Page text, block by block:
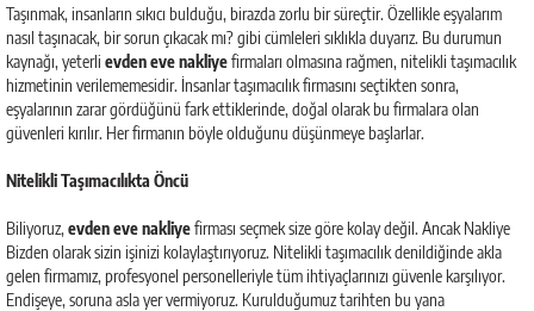
Taşınmak, insanların sıkıcı bulduğu, birazda zorlu bir süreçtir. Özellikle eşyalarım
nasıl taşınacak, bir sorun çıkacak mı? gibi cümleleri sıklıkla duyarız. Bu durumun
kaynağı, yeterli evden eve nakliyefirmaları olmasına rağmen, nitelikli taşımacılık
hizmetinin verilememesidir. İnsanlar taşımacılık firmasını seçtikten sonra,
eşyalarının zarar gördüğünü fark ettiklerinde, doğal olarak bu firmalara olan
güvenleri kırılır. Her firmanın böyle olduğunu düşünmeye başlarlar.
Nitelikli Taşımacılıkta Öncü
Biliyoruz, evden eve nakliyefirması seçmek size göre kolay değil. Ancak Nakliye
Bizden olarak sizin işinizi kolaylaştırıyoruz. Nitelikli taşımacılık denildiğinde akla
gelen firmamız, profesyonel personelleriyle tüm ihtiyaçlarınızı güvenle karşılıyor.
Endişeye, soruna asla yer vermiyoruz. Kurulduğumuz tarihten bu yana